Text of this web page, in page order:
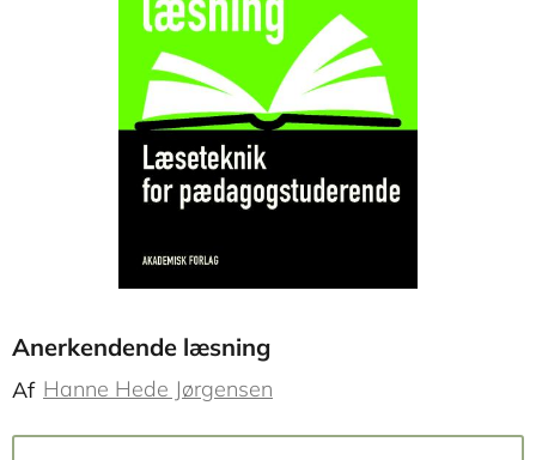
Anerkendende læsning
Af Hanne Hede Jørgensen